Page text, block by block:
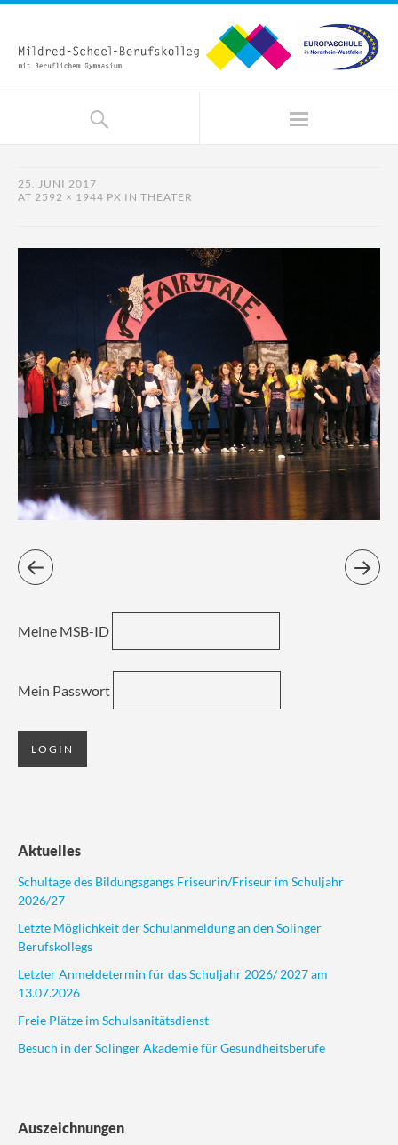
25. JUNI 2017
AT 2592 × 1944 PX IN THEATER
Meine MSB-ID
Mein Passwort
Aktuelles
Schultage des Bildungsgangs Friseurin/Friseur im Schuljahr
2026/27
Letzte Möglichkeit der Schulanmeldung an den Solinger
Berufskollegs
Letzter Anmeldetermin für das Schuljahr 2026/ 2027 am
13.07.2026
Freie Plätze im Schulsanitätsdienst
Besuch in der Solinger Akademie für Gesundheitsberufe
Auszeichnungen